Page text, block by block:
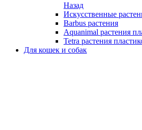
Назад
Искусственные
Barbus растения
Aquanimal растения
Tetra растения
Для кошек и собак